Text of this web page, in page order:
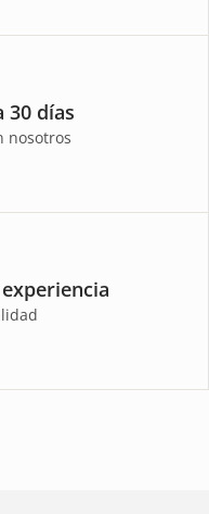
30 días
nosotros